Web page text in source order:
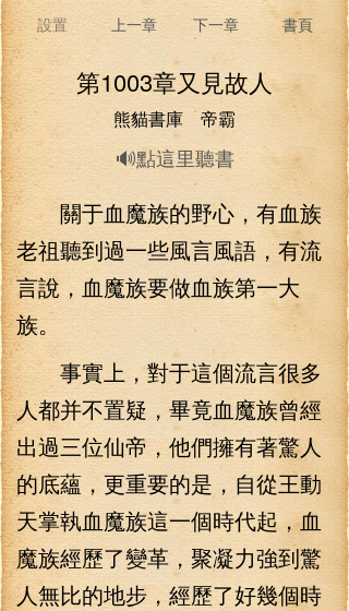
設置 上一章 下一章 書頁
第1003章又見故人
熊貓書庫 帝霸
🔊點這里聽書
關于血魔族的野心，有血族
老祖聽到過一些風言風語，有流
言說，血魔族要做血族第一大
族。
事實上，對于這個流言很多
人都并不置疑，畢竟血魔族曾經
出過三位仙帝，他們擁有著驚人
的底蘊，更重要的是，自從王動
天掌執血魔族這一個時代起，血
魔族經歷了變革，聚凝力強到驚
人無比的地步，經歷了好幾個時